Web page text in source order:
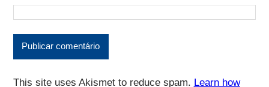
This site uses Akismet to reduce spam. Learn how